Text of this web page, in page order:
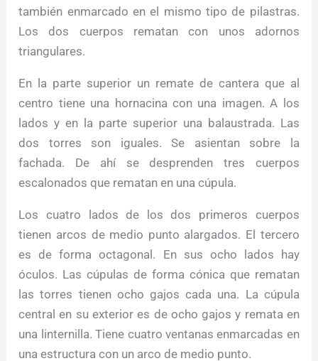
también enmarcado en el mismo tipo de pilastras.
Los dos cuerpos rematan con unos adornos
triangulares.
En la parte superior un remate de cantera que al
centro tiene una hornacina con una imagen. A los
lados y en la parte superior una balaustrada. Las
dos torres son iguales. Se asientan sobre la
fachada. De ahí se desprenden tres cuerpos
escalonados que rematan en una cúpula.
Los cuatro lados de los dos primeros cuerpos
tienen arcos de medio punto alargados. El tercero
es de forma octagonal. En sus ocho lados hay
óculos. Las cúpulas de forma cónica que rematan
las torres tienen ocho gajos cada una. La cúpula
central en su exterior es de ocho gajos y remata en
una linternilla. Tiene cuatro ventanas enmarcadas en
una estructura con un arco de medio punto.